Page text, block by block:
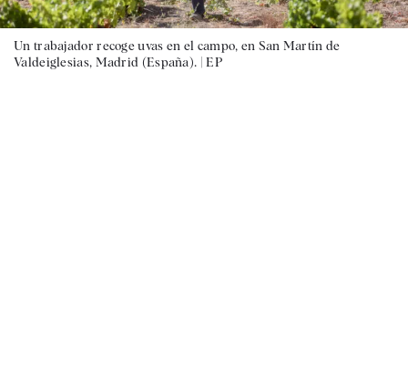
Un trabajador recoge uvas en el campo, en San Martín de
Valdeiglesias, Madrid (España). |EP